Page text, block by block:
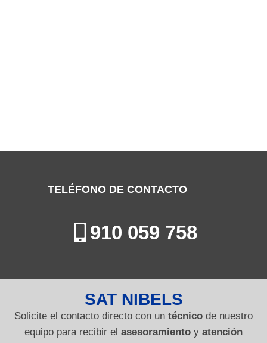
TELÉFONO DE CONTACTO
910 059 758
SAT NIBELS
Solicite el contacto directo con un técnico de nuestro
equipo para recibir el asesoramiento y atención